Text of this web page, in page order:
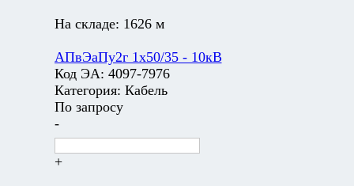
На складе: 1626 м
АПвЭаПу2г 1х50/35 - 10кВ
Код ЭА: 4097-7976
Категория: Кабель
По запросу
-
+